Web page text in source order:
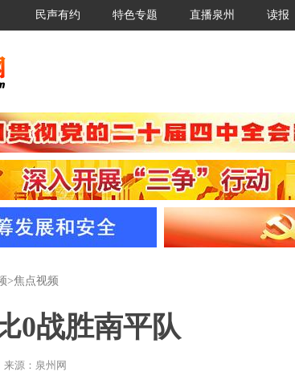
民声有约 特色专题 直播泉州 读报
>焦点视频
0战胜南平队
来源：泉州网